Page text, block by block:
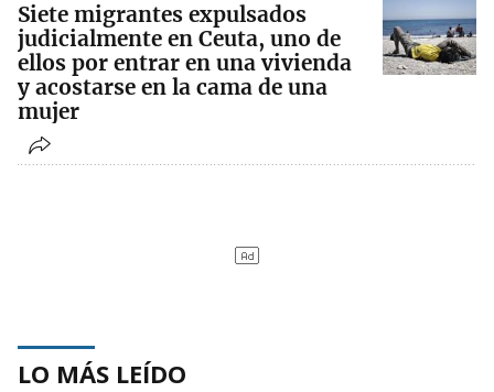
Siete migrantes expulsados
judicialmente en Ceuta, uno de
ellos por entrar en una vivienda
y acostarse en la cama de una
mujer
LO MÁS LEÍDO